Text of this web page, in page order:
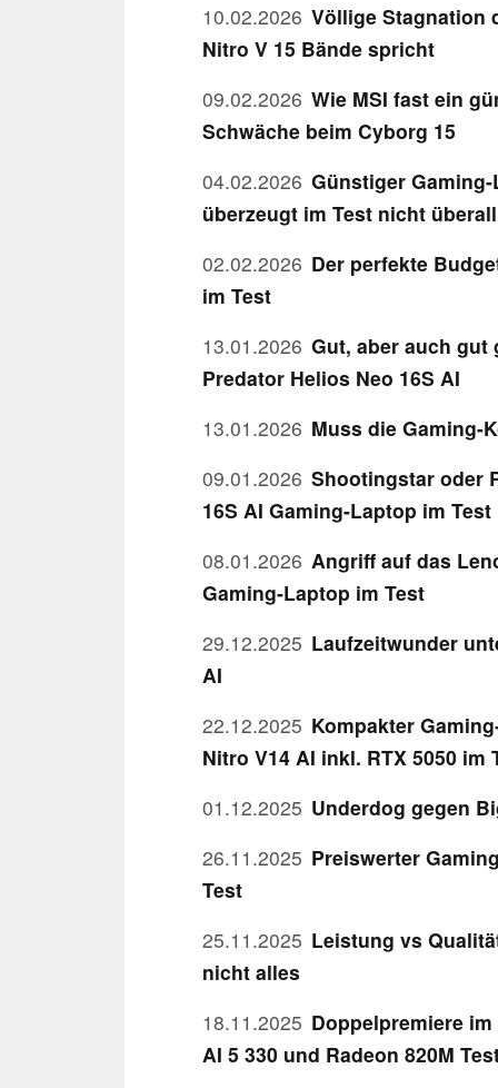
10.02.2026 Völlige Stagnation
Nitro V 15 Bände spricht
09.02.2026 Wie MSI fast ein
Schwäche beim Cyborg 15
04.02.2026 Günstiger
überzeugt im Test nicht überall
02.02.2026 Der perfekte
im Test
13.01.2026 Gut, aber auch
Predator Helios Neo 16S AI
13.01.2026 Muss die Gaming-
09.01.2026 Shootingstar oder
16S AI Gaming-Laptop im Test
08.01.2026 Angriff auf das
Gaming-Laptop im Test
29.12.2025 Laufzeitwunder
AI
22.12.2025 Kompakter
Nitro V14 AI inkl. RTX 5050 im
01.12.2025 Underdog gegen
26.11.2025 Preiswerter
Test
25.11.2025 Leistung vs
nicht alles
18.11.2025 Doppelpremiere
AI 5 330 und Radeon 820M